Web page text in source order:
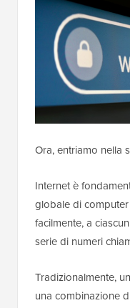
Ora, entriamo nella
Internet è
globale di
facilmente, a
serie di numeri
Tradizionalmente, un
una combinazione